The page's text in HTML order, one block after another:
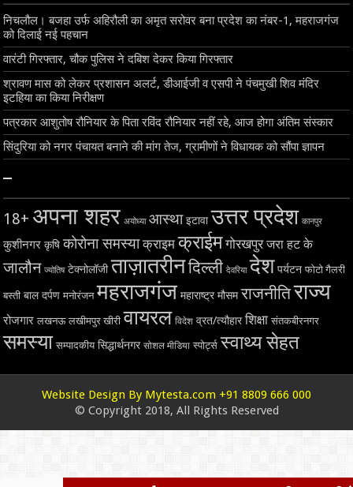
निचलौल। बजहा उर्फ अहिरौली का अमृत सरोवर बना प्रदेश का नंबर-1, महराजगंज
को दिलाई नई पहचान
वारंटी गिरफ्तार, चौक पुलिस ने दबिश देकर किया गिरफ्तार
श्रावण मास को लेकर प्रशासन अलर्ट, डीआईजी व एसपी ने पंचमुखी शिव मंदिर
इटहिया का किया निरीक्षण
पत्रकार आशुतोष रौनियार के पिता रविंद रौनियार नहीं रहे, आज होगा अंतिम संस्कार
सिंदुरिया को नगर पंचायत बनाने की मांग तेज, ग्रामीणों ने विधायक को सौंपा ज्ञापन
–
18+ अपना शहर अयोध्या आस्था इटावा उत्तर प्रदेश कानपुर
कुशीनगर कृषि कोरोना समस्या क्राइम क्राईम गोरखपुर जरा हट के
जालौन ज्योतिष टेक्नोलॉजी ताज़ातरीनदिल्ली देवरिया देश पर्यटन फोटो गैलरी
बस्ती बाल दर्पण मनोरंजन महराजगंज महाराष्ट्र मौसम राजनीतिराज्य
रोजगार लखनऊ लखीमपुर खीरी वायरल विदेश व्रत/त्यौहार शिक्षा संतकबीरनगर
समस्या सम्पादकीय सिद्धार्थनगर सोशल मीडिया स्पोर्ट्स स्वाथ्य सेहत
Website Design By Mytesta.com +91 8809 666 000
© Copyright 2018, All Rights Reserved